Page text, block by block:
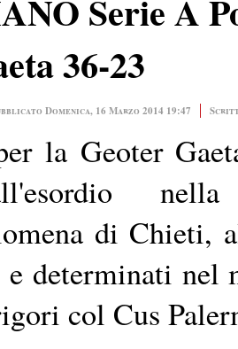
Serie A
36-23
Domenica, 16 Marzo 2014 19:47
la Geoter
di Chieti,
determinati nel
col Cus